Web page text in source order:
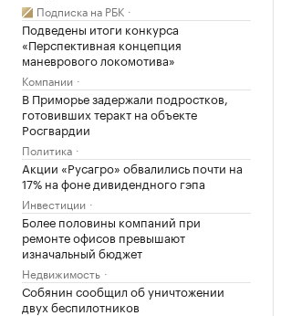
Подписка на РБК
Подведены итоги конкурса
«Перспективная концепция
маневрового локомотива»
Компании
В Приморье задержали подростков,
готовивших теракт на объекте
Росгвардии
Политика
Акции «Русагро» обвалились почти на
17% на фоне дивидендного гэпа
Инвестиции
Более половины компаний при
ремонте офисов превышают
изначальный бюджет
Недвижимость
Собянин сообщил об уничтожении
двух беспилотников